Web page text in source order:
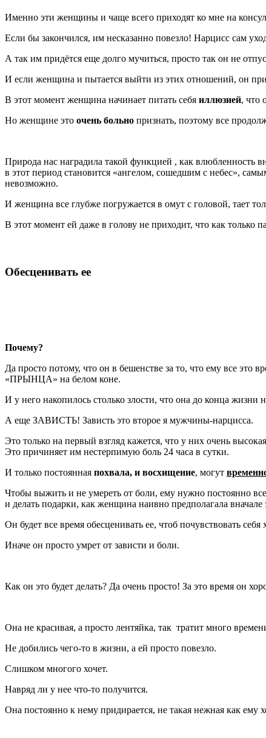
Именно эти женщины и чаще всего приходят ко мне на
Если бы закончился, им несказанно повезло! Нарцисс сам
А так им придётся еще долго мучиться, просто так он не
И если женщина и пытается выйти из этих отношений, он
В этот момент женщина начинает питать себя иллюзией, что
Но женщине это очень больно признать, поэтому все
Природа нас наградила такой функцией , как влюбленность
в этот период становится «ангелом, сошедшим с небес»,
невозможно.
И женщина все глубже погружается в омут с головой, тает
В этот момент ей даже в голову не приходит, что как только
Обесценивать ее
Почему?
Да просто потому, что он в бешенстве за то, что ему все это
«ПРЫНЦА» на белом коне.
И у него накопилось столько злости, что она до конца жизни
А еще ЗАВИСТЬ! Зависть это второе я мужчины-нарцисса.
Это только на первый взгляд кажется, что у них очень
Это причиняет им нестерпимую боль 24 часа в сутки.
И только постоянная похвала, и восхищение, могут
Чтобы выжить и не умереть от боли, ему нужно постоянно
и делать подарки, как женщина наивно предполагала
Он будет все время обесценивать ее, чтоб почувствовать
Иначе он просто умрет от зависти и боли.
Как он это будет делать? Да очень просто! За это время он
Она не красивая, а просто лентяйка, так тратит много
Не добились чего-то в жизни, а ей просто повезло.
Слишком многого хочет.
Навряд ли у нее что-то получится.
Она постоянно к нему придирается, не такая нежная как ему